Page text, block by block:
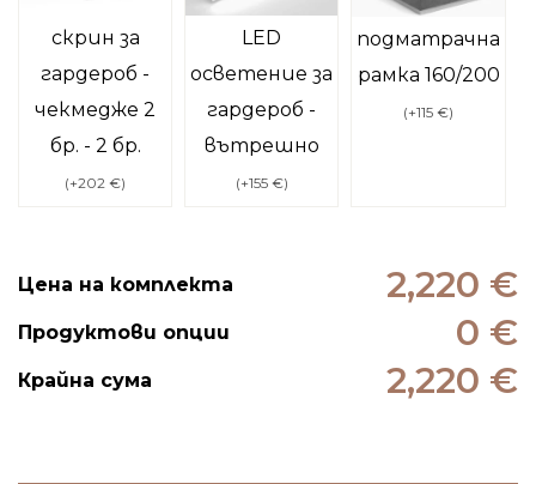
скрин за
гардероб -
чекмедже 2
бр. - 2 бр.
(+202 €)
LED
осветение за
гардероб -
вътрешно
(+155 €)
подматрачна
рамка 160/200
(+115 €)
Цена на комплекта 2,220 €
Продуктови опции 0 €
Крайна сума 2,220 €